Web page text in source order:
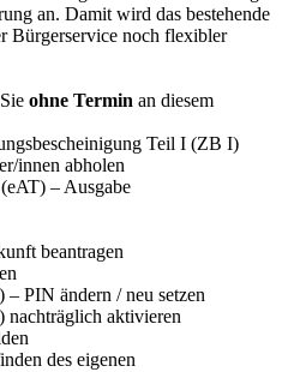
an. Damit wird das bestehende
Bürgerservice noch flexibler
ohne Termin an diesem
Teil I (ZB I)
innen abholen
– Ausgabe
beantragen
PIN ändern / neu setzen
aktivieren
des eigenen